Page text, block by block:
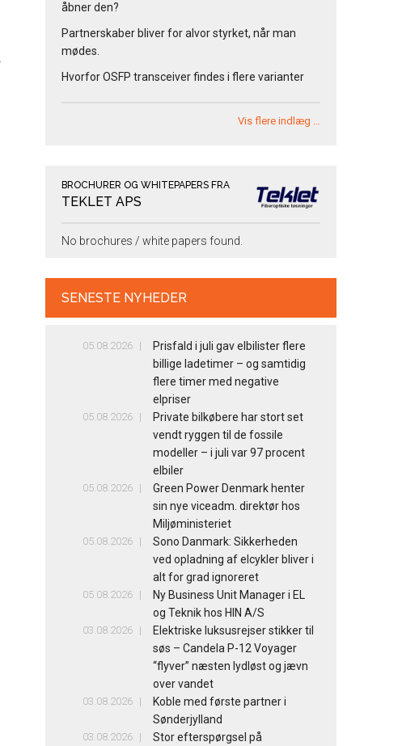
åbner den?
Partnerskaber bliver for alvor styrket, når man
mødes.
Hvorfor OSFP transceiver findes i flere varianter
Vis flere indlæg …
BROCHURER OG WHITEPAPERS FRA
TEKLET APS
No brochures / white papers found.
SENESTE NYHEDER
05.08.2026
Prisfald i juli gav elbilister flere
billige ladetimer – og samtidig
flere timer med negative
elpriser
05.08.2026
Private bilkøbere har stort set
vendt ryggen til de fossile
modeller – i juli var 97 procent
elbiler
05.08.2026
Green Power Denmark henter
sin nye viceadm. direktør hos
Miljøministeriet
05.08.2026
Sono Danmark: Sikkerheden
ved opladning af elcykler bliver i
alt for grad ignoreret
05.08.2026
Ny Business Unit Manager i EL
og Teknik hos HIN A/S
03.08.2026
Elektriske luksusrejser stikker til
søs – Candela P-12 Voyager
“flyver” næsten lydløst og jævn
over vandet
03.08.2026
Koble med første partner i
Sønderjylland
03.08.2026
Stor efterspørgsel på